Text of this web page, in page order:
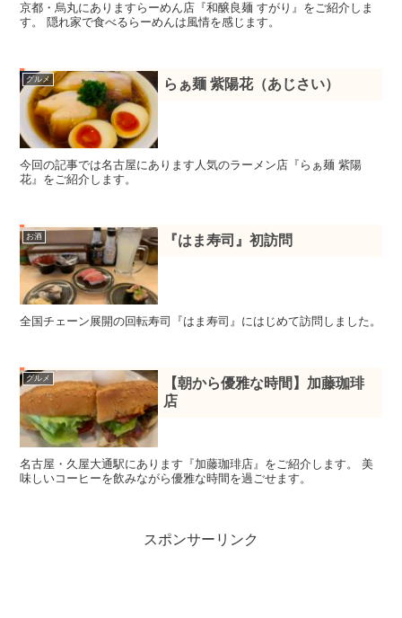
京都・烏丸にありますらーめん店『和醸良麺 すがり』をご紹介しま
す。 隠れ家で食べるらーめんは風情を感じます。
グルメ らぁ麺 紫陽花（あじさい）
今回の記事では名古屋にあります人気のラーメン店『らぁ麺 紫陽
花』をご紹介します。
お酒 『はま寿司』初訪問
全国チェーン展開の回転寿司『はま寿司』にはじめて訪問しました。
グルメ
【朝から優雅な時間】加藤珈琲
店
名古屋・久屋大通駅にあります『加藤珈琲店』をご紹介します。 美
味しいコーヒーを飲みながら優雅な時間を過ごせます。
スポンサーリンク